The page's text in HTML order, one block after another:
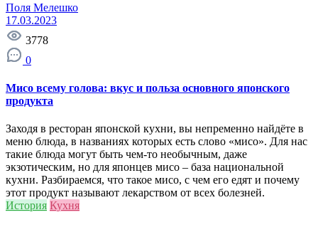
Поля Мелешко
17.03.2023
3778
0
Мисо всему голова: вкус и польза основного японского
продукта
Заходя в ресторан японской кухни, вы непременно найдёте в
меню блюда, в названиях которых есть слово «мисо». Для нас
такие блюда могут быть чем-то необычным, даже
экзотическим, но для японцев мисо – база национальной
кухни. Разбираемся, что такое мисо, с чем его едят и почему
этот продукт называют лекарством от всех болезней.
История Кухня